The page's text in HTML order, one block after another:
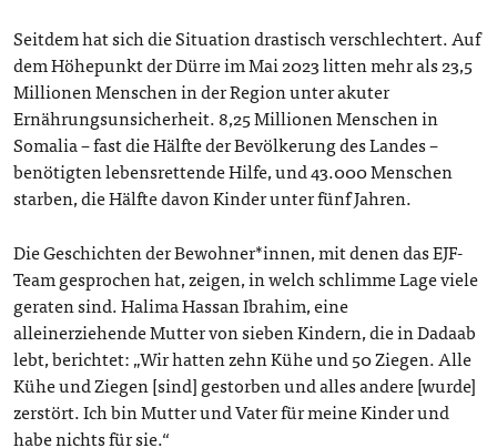
Seitdem hat sich die Situation drastisch verschlechtert. Auf
dem Höhepunkt der Dürre im Mai 2023 litten mehr als 23,5
Millionen Menschen in der Region unter akuter
Ernährungsunsicherheit. 8,25 Millionen Menschen in
Somalia – fast die Hälfte der Bevölkerung des Landes –
benötigten lebensrettende Hilfe, und 43.000 Menschen
starben, die Hälfte davon Kinder unter fünf Jahren.
Die Geschichten der Bewohner*innen, mit denen das EJF-
Team gesprochen hat, zeigen, in welch schlimme Lage viele
geraten sind. Halima Hassan Ibrahim, eine
alleinerziehende Mutter von sieben Kindern, die in Dadaab
lebt, berichtet: „Wir hatten zehn Kühe und 50 Ziegen. Alle
Kühe und Ziegen [sind] gestorben und alles andere [wurde]
zerstört. Ich bin Mutter und Vater für meine Kinder und
habe nichts für sie.“